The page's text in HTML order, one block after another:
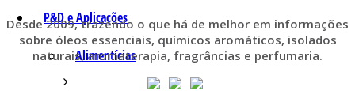
P&D e Aplicações
Alimentícias
Desde 2009, trazendo o que há de melhor em informações
sobre óleos essenciais, químicos aromáticos, isolados
naturais, aromaterapia, fragrâncias e perfumaria.